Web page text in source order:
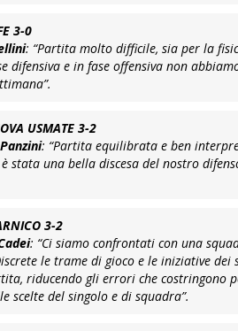
3-0
: “Partita molto difficile, sia per la
difensiva e in fase offensiva non
.
USMATE 3-2
Panzini: “Partita equilibrata e ben
stata una bella discesa del nostro
3-2
: “Ci siamo confrontati con una
le trame di gioco e le iniziative
riducendo gli errori che costringono
scelte del singolo e di squadra”.